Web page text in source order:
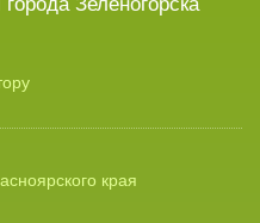
края